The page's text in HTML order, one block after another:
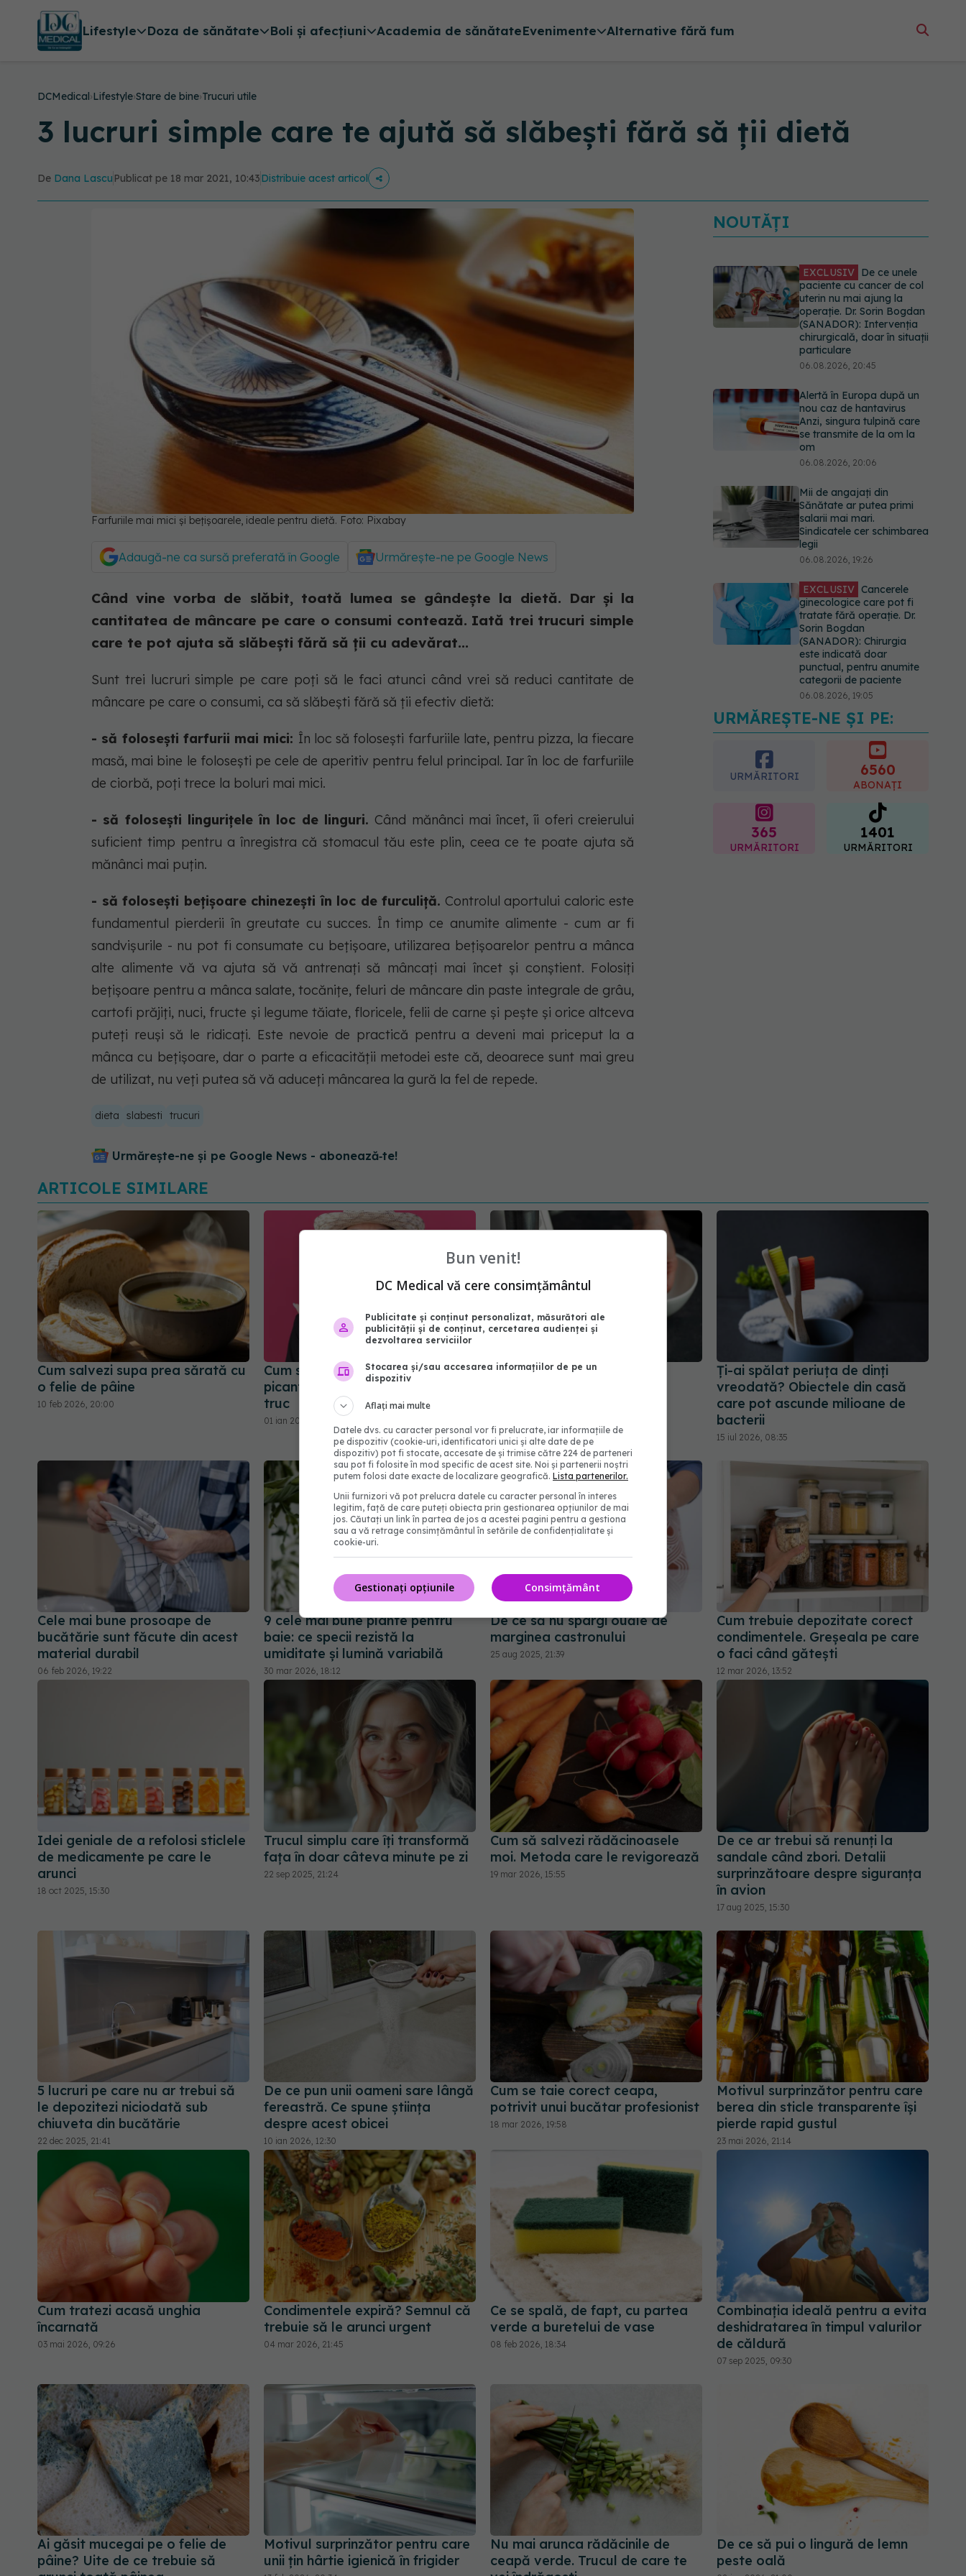
Lifestyle Doza de sănătate Boli și afecțiuni Academia de sănătateEvenimente Alternative fără fum
DCMedical›Lifestyle›Stare de bine›Trucuri utile
3 lucruri simple care te ajută să slăbești fără să ții dietă
De Dana Lascu Publicat pe 18 mar 2021, 10:43Distribuie acest articol
Farfuriile mai mici și bețișoarele, ideale pentru dietă. Foto: Pixabay
Adaugă-ne ca sursă preferată în Google Urmărește-ne pe Google News
Când vine vorba de slăbit, toată lumea se gândește la dietă. Dar și la
cantitatea de mâncare pe care o consumi contează. Iată trei trucuri simple
care te pot ajuta să slăbești fără să ții cu adevărat...
Sunt trei lucruri simple pe care poți să le faci atunci când vrei să reduci cantitate de
mâncare pe care o consumi, ca să slăbești fără să ții efectiv dietă:
- să folosești farfurii mai mici: În loc să folosești farfuriile late, pentru pizza, la fiecare
masă, mai bine le folosești pe cele de aperitiv pentru felul principal. Iar în loc de farfuriile
de ciorbă, poți trece la boluri mai mici.
- să folosești lingurițele în loc de linguri. Când mănânci mai încet, îi oferi creierului
suficient timp pentru a înregistra că stomacul tău este plin, ceea ce te poate ajuta să
mănânci mai puțin.
- să folosești bețișoare chinezești în loc de furculiță. Controlul aportului caloric este
fundamentul pierderii în greutate cu succes. În timp ce anumite alimente - cum ar fi
sandvișurile - nu pot fi consumate cu bețișoare, utilizarea bețișoarelor pentru a mânca
alte alimente vă va ajuta să vă antrenați să mâncați mai încet și conștient. Folosiți
bețișoare pentru a mânca salate, tocănițe, feluri de mâncare din paste integrale de grâu,
cartofi prăjiți, nuci, fructe și legume tăiate, floricele, felii de carne și pește și orice altceva
puteți reuși să le ridicați. Este nevoie de practică pentru a deveni mai priceput la a
mânca cu bețișoare, dar o parte a eficacității metodei este că, deoarece sunt mai greu
de utilizat, nu veți putea să vă aduceți mâncarea la gură la fel de repede.
dieta slabesti trucuri
Urmărește-ne și pe Google News - abonează‑te!
NOUTĂȚI
EXCLUSIV De ce unele
paciente cu cancer de col
uterin nu mai ajung la
operație. Dr. Sorin Bogdan
(SANADOR): Intervenția
chirurgicală, doar în situații
particulare
06.08.2026, 20:45
Alertă în Europa după un
nou caz de hantavirus
Anzi, singura tulpină care
se transmite de la om la
om
06.08.2026, 20:06
Mii de angajați din
Sănătate ar putea primi
salarii mai mari.
Sindicatele cer schimbarea
legii
06.08.2026, 19:26
EXCLUSIV Cancerele
ginecologice care pot fi
tratate fără operație. Dr.
Sorin Bogdan
(SANADOR): Chirurgia
este indicată doar
punctual, pentru anumite
categorii de paciente
06.08.2026, 19:05
EXCLUSIV Brahiterapie
vs radioterapie externă în
cancerul ginecologic. Dr.
Sorin Bogdan (SANADOR)
explică diferența și cum
acționează tratamentul
URMĂREȘTE-NE ȘI PE:
URMĂRITORI 6560
ABONAȚI
365
URMĂRITORI
1401
URMĂRITORI
ARTICOLE SIMILARE
Cum salvezi supa prea sărată cu
o felie de pâine
10 feb 2026, 20:00
Cum se mănâncă mâncarea
picantă. Chef Florin Dumitrescu,
truc
01 ian 2026, 18:05
3 semne care îți arată când
Ți-ai spălat periuța de dinți
vreodată? Obiectele din casă
care pot ascunde milioane de
bacterii
15 iul 2026, 08:35
Cele mai bune prosoape de
bucătărie sunt făcute din acest
material durabil
06 feb 2026, 19:22
9 cele mai bune plante pentru
baie: ce specii rezistă la
umiditate și lumină variabilă
30 mar 2026, 18:12
De ce să nu spargi ouăle de
marginea castronului
25 aug 2025, 21:39
Cum trebuie depozitate corect
condimentele. Greșeala pe care
o faci când gătești
12 mar 2026, 13:52
Idei geniale de a refolosi sticlele
de medicamente pe care le
arunci
18 oct 2025, 15:30
Trucul simplu care îți transformă
fața în doar câteva minute pe zi
22 sep 2025, 21:24
Cum să salvezi rădăcinoasele
moi. Metoda care le revigorează
19 mar 2026, 15:55
De ce ar trebui să renunți la
sandale când zbori. Detalii
surprinzătoare despre siguranța
în avion
17 aug 2025, 15:30
5 lucruri pe care nu ar trebui să
le depozitezi niciodată sub
chiuveta din bucătărie
22 dec 2025, 21:41
De ce pun unii oameni sare lângă
fereastră. Ce spune știința
despre acest obicei
10 ian 2026, 12:30
Cum se taie corect ceapa,
potrivit unui bucătar profesionist
18 mar 2026, 19:58
Motivul surprinzător pentru care
berea din sticle transparente își
pierde rapid gustul
23 mai 2026, 21:14
Cum tratezi acasă unghia
încarnată
03 mai 2026, 09:26
Condimentele expiră? Semnul că
trebuie să le arunci urgent
04 mar 2026, 21:45
Ce se spală, de fapt, cu partea
verde a buretelui de vase
08 feb 2026, 18:34
Combinația ideală pentru a evita
deshidratarea în timpul valurilor
de căldură
07 sep 2025, 09:30
Ai găsit mucegai pe o felie de
pâine? Uite de ce trebuie să
Motivul surprinzător pentru care
unii țin hârtie igienică în frigider
Nu mai arunca rădăcinile de
ceapă verde. Trucul de care te
De ce să pui o lingură de lemn
peste oală
Bun venit!
DC Medical vă cere consimțământul
Publicitate și conținut personalizat, măsurători ale
publicității și de conținut, cercetarea audienței și
dezvoltarea serviciilor
Stocarea și/sau accesarea informațiilor de pe un
dispozitiv
Aflați mai multe
Datele dvs. cu caracter personal vor fi prelucrate, iar informațiile de
pe dispozitiv (cookie-uri, identificatori unici și alte date de pe
dispozitiv) pot fi stocate, accesate de și trimise către 224 de parteneri
sau pot fi folosite în mod specific de acest site. Noi și partenerii noștri
putem folosi date exacte de localizare geografică. Lista partenerilor.
Unii furnizori vă pot prelucra datele cu caracter personal în interes
legitim, față de care puteți obiecta prin gestionarea opțiunilor de mai
jos. Căutați un link în partea de jos a acestei pagini pentru a gestiona
sau a vă retrage consimțământul în setările de confidențialitate și
cookie-uri.
Consimțământ
Gestionați opțiunile